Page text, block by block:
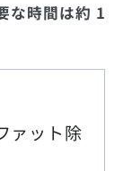
な時間は約 1
ァット除